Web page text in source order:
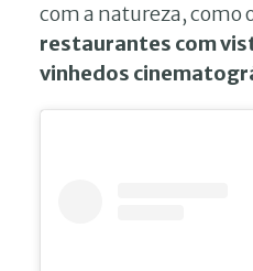
com a natureza, como
restaurantes com
vinhedos